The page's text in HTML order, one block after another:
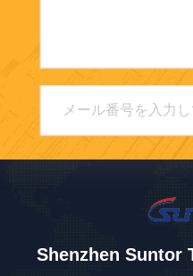
Shenzhen Suntor